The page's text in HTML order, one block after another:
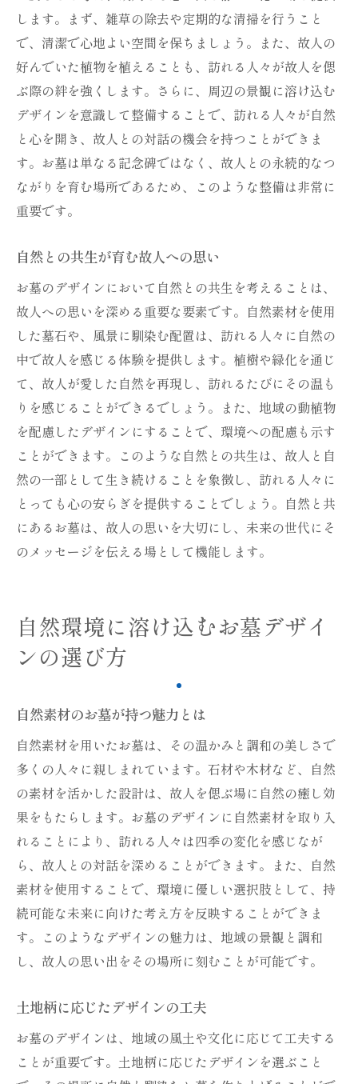
します。まず、雑草の除去や定期的な清掃を行うこと
で、清潔で心地よい空間を保ちましょう。また、故人の
好んでいた植物を植えることも、訪れる人々が故人を偲
ぶ際の絆を強くします。さらに、周辺の景観に溶け込む
デザインを意識して整備することで、訪れる人々が自然
と心を開き、故人との対話の機会を持つことができま
す。お墓は単なる記念碑ではなく、故人との永続的なつ
ながりを育む場所であるため、このような整備は非常に
重要です。
自然との共生が育む故人への思い
お墓のデザインにおいて自然との共生を考えることは、
故人への思いを深める重要な要素です。自然素材を使用
した墓石や、風景に馴染む配置は、訪れる人々に自然の
中で故人を感じる体験を提供します。植樹や緑化を通じ
て、故人が愛した自然を再現し、訪れるたびにその温も
りを感じることができるでしょう。また、地域の動植物
を配慮したデザインにすることで、環境への配慮も示す
ことができます。このような自然との共生は、故人と自
然の一部として生き続けることを象徴し、訪れる人々に
とっても心の安らぎを提供することでしょう。自然と共
にあるお墓は、故人の思いを大切にし、未来の世代にそ
のメッセージを伝える場として機能します。
自然環境に溶け込むお墓デザイ
ンの選び方
自然素材のお墓が持つ魅力とは
自然素材を用いたお墓は、その温かみと調和の美しさで
多くの人々に親しまれています。石材や木材など、自然
の素材を活かした設計は、故人を偲ぶ場に自然の癒し効
果をもたらします。お墓のデザインに自然素材を取り入
れることにより、訪れる人々は四季の変化を感じなが
ら、故人との対話を深めることができます。また、自然
素材を使用することで、環境に優しい選択肢として、持
続可能な未来に向けた考え方を反映することができま
す。このようなデザインの魅力は、地域の景観と調和
し、故人の思い出をその場所に刻むことが可能です。
土地柄に応じたデザインの工夫
お墓のデザインは、地域の風土や文化に応じて工夫する
ことが重要です。土地柄に応じたデザインを選ぶこと